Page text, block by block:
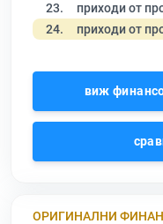
23. приходи от
24. приходи от
виж
ОРИГИНАЛНИ